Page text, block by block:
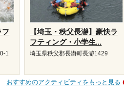
フ
1
【埼玉・秩父長瀞】豪快ラ
フティング・小学生...
埼玉県秩父郡長瀞町長瀞1429
おすすめのアクティビティをもっと見る